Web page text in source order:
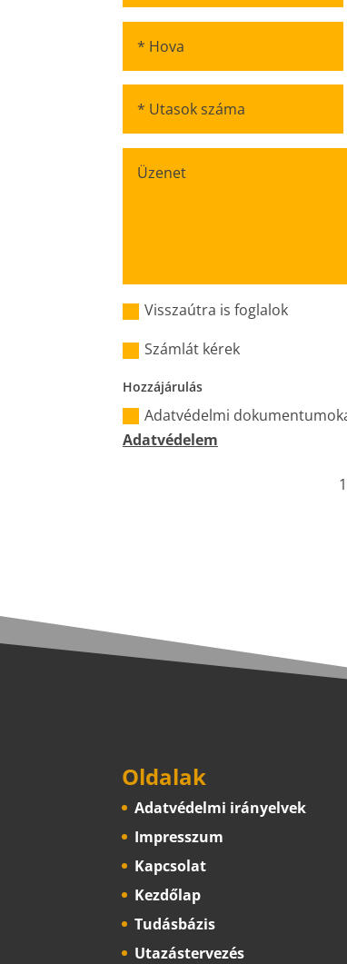
Visszaútra is foglalok
Számlát kérek
Hozzájárulás
Adatvédelmi
Adatvédelem
Oldalak
Adatvédelmi irányelvek
Impresszum
Kapcsolat
Kezdőlap
Tudásbázis
Utazástervezés